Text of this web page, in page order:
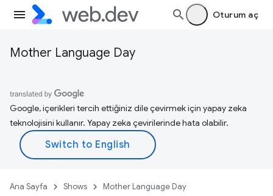
Oturum aç
Mother Language Day
Google, içerikleri tercih ettiğiniz dile çevirmek için yapay zeka
teknolojisini kullanır. Yapay zeka çevirilerinde hata olabilir.
Ana Sayfa Shows Mother Language Day